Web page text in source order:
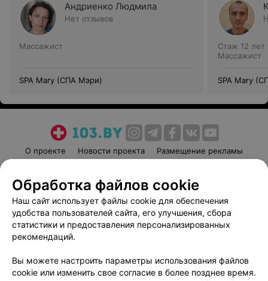
Андриенко Людмила
Нет отзывов
Массажист
SPA Mary (СПА Мэри)
Стаж 12 лет
Массажист
SPA Mary
О проекте Новости проекта
Размещение рекламы
Пользовательское соглашение
Способы оплаты
Вакансии
Партнеры
Написать руководителю 103.by
Обработка персональных данных
Обработка файлов cookie
Наш сайт использует файлы cookie для обеспечения
удобства пользователей сайта, его улучшения, сбора
статистики и предоставления персонализированных
рекомендаций.
Вы можете настроить параметры использования файлов
cookie или изменить свое согласие в более позднее время.